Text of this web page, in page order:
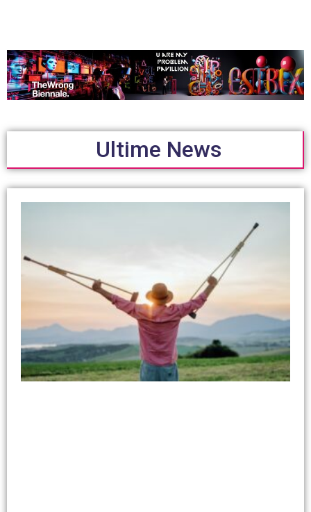
Ultime News